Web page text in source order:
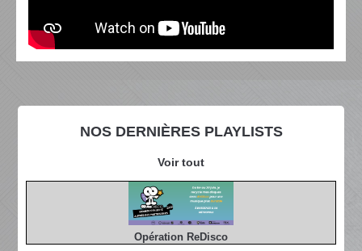
NOS DERNIÈRES PLAYLISTS
Voir tout
Opération ReDisco